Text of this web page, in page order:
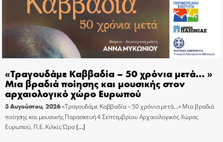
«Τραγουδάμε Καββαδία – 50 χρόνια μετά… »
Μια βραδιά ποίησης και μουσικής στον
αρχαιολογικό χώρο Ευρωπού
3 Αυγούστου, 2026«Τραγουδάμε Καββαδία – 50 χρόνια μετά…» Μια βραδιά
ποίησης και μουσικής Παρασκευή 4 Σεπτεμβρίου Αρχαιολογικός Χώρος
Ευρωπού, Π.Ε. Κιλκίς Ώρα[…]